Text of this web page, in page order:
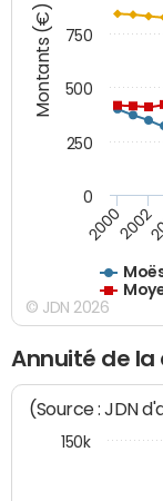
Montants (€)
20002002
0
250
500
750
© JDN 2026
Annuité de la
(Source : JDN
150k